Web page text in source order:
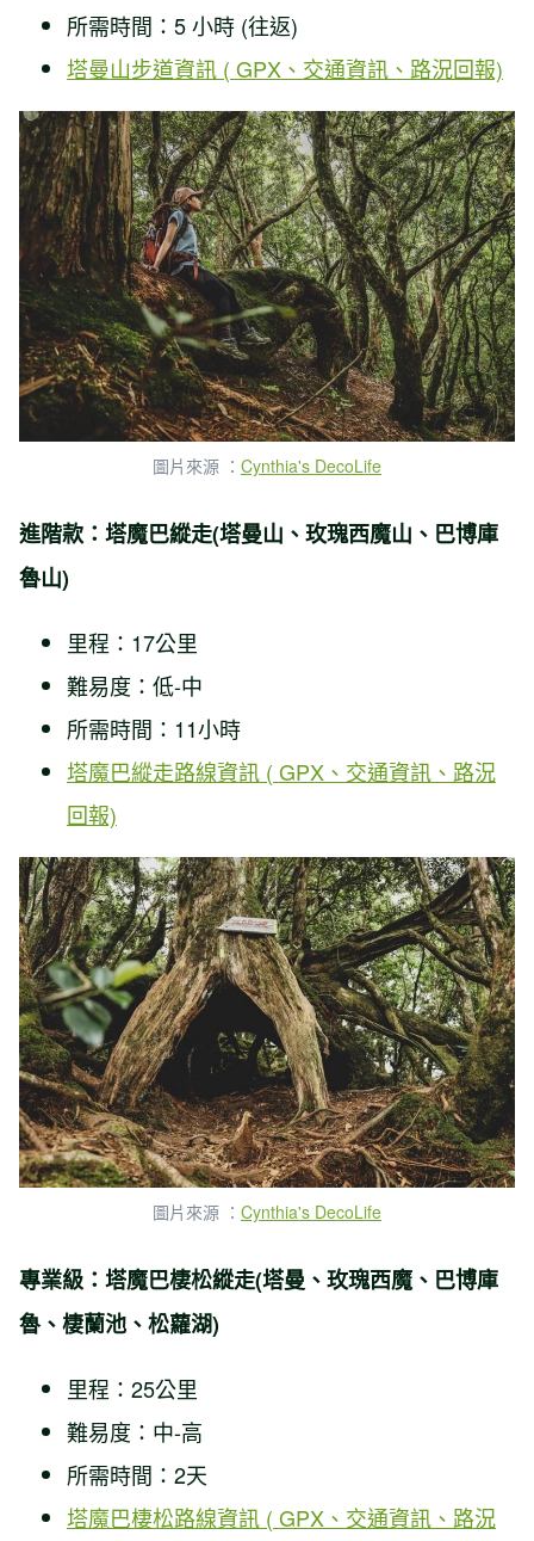
所需時間：5 小時 (往返)
塔曼山步道資訊 ( GPX、交通資訊、路況回報)
圖片來源 ： Cynthia's DecoLife
進階款：塔魔巴縱走(塔曼山、玫瑰西魔山、巴博庫
魯山)
里程：17公里
難易度：低-中
所需時間：11小時
塔魔巴縱走路線資訊 ( GPX、交通資訊、路況
回報)
圖片來源 ： Cynthia's DecoLife
專業級：塔魔巴棲松縱走(塔曼、玫瑰西魔、巴博庫
魯、棲蘭池、松蘿湖)
里程：25公里
難易度：中-高
所需時間：2天
塔魔巴棲松路線資訊 ( GPX、交通資訊、路況